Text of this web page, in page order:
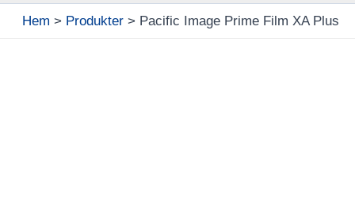
Hem Produkter Pacific Image Prime Film XA Plus